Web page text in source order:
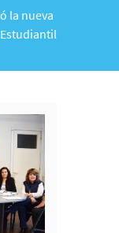
la nueva